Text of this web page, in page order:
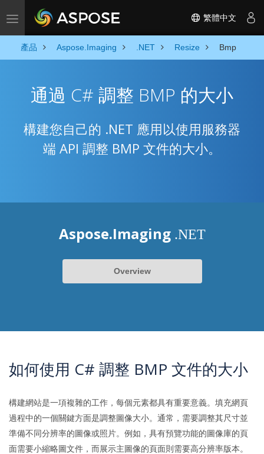
Toggle navigation 繁體中文
產品 Aspose.Imaging .NET Resize Bmp
通過 C# 調整 BMP 的大小
構建您自己的 .NET 應用以使用服務器
端 API 調整 BMP 文件的大小。
Aspose.Imaging .NET
Overview
如何使用 C# 調整 BMP 文件的大小
構建網站是一項複雜的工作，每個元素都具有重要意義。填充網頁
過程中的一個關鍵方面是調整圖像大小。通常，需要調整其尺寸並
準備不同分辨率的圖像或照片。例如，具有預覽功能的圖像庫的頁
面需要小縮略圖文件，而展示主圖像的頁面則需要高分辨率版本。